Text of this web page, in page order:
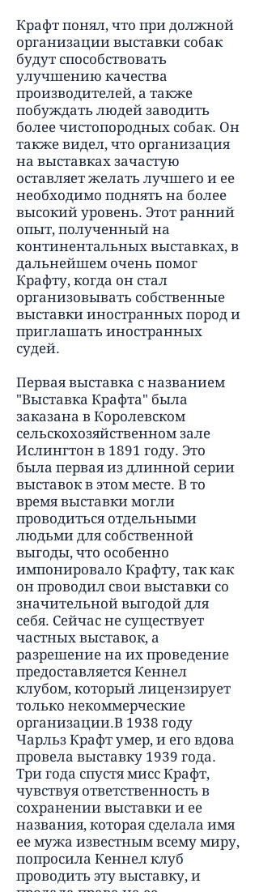
Крафт понял, что при должной
организации выставки собак
будут способствовать
улучшению качества
производителей, а также
побуждать людей заводить
более чистопородных собак. Он
также видел, что организация
на выставках зачастую
оставляет желать лучшего и ее
необходимо поднять на более
высокий уровень. Этот ранний
опыт, полученный на
континентальных выставках, в
дальнейшем очень помог
Крафту, когда он стал
организовывать собственные
выставки иностранных пород и
приглашать иностранных
судей.
Первая выставка с названием
"Выставка Крафта" была
заказана в Королевском
сельскохозяйственном зале
Ислингтон в 1891 году. Это
была первая из длинной серии
выставок в этом месте. В то
время выставки могли
проводиться отдельными
людьми для собственной
выгоды, что особенно
импонировало Крафту, так как
он проводил свои выставки со
значительной выгодой для
себя. Сейчас не существует
частных выставок, а
разрешение на их проведение
предоставляется Кеннел
клубом, который лицензирует
только некоммерческие
организации.В 1938 году
Чарльз Крафт умер, и его вдова
провела выставку 1939 года.
Три года спустя мисс Крафт,
чувствуя ответственность в
сохранении выставки и ее
названия, которая сделала имя
ее мужа известным всему миру,
попросила Кеннел клуб
проводить эту выставку, и